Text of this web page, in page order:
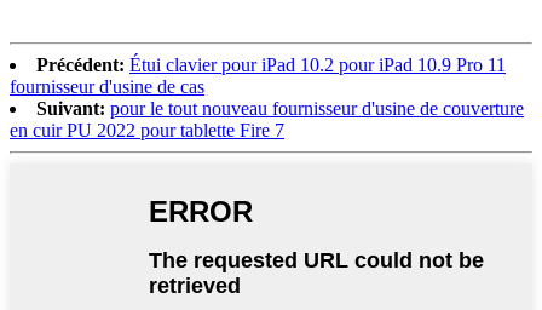
Précédent: Étui clavier pour iPad 10.2 pour iPad 10.9 Pro 11
fournisseur d'usine de cas
Suivant: pour le tout nouveau fournisseur d'usine de couverture
en cuir PU 2022 pour tablette Fire 7